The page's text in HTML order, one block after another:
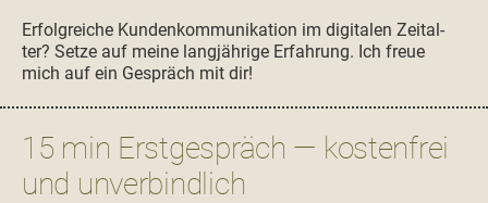
Erfol­gre­iche Kun­denkom­mu­nika­tion im dig­i­tal­en Zeital­
ter? Set­ze auf meine langjährige Erfahrung. Ich freue
mich auf ein Gespräch mit dir!
15 min Erstgespräch — kostenfrei
und unverbindlich